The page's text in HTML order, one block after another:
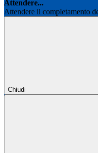
Attendere...
Attendere il completamento
Chiudi